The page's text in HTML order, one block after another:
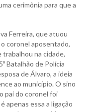
cerimônia para que a
Ferreira, que atuou
coronel aposentado,
trabalhou na cidade,
Batalhão de Polícia
de Álvaro, a ideia
ao município. O sino
pai do coronel foi
apenas essa a ligação